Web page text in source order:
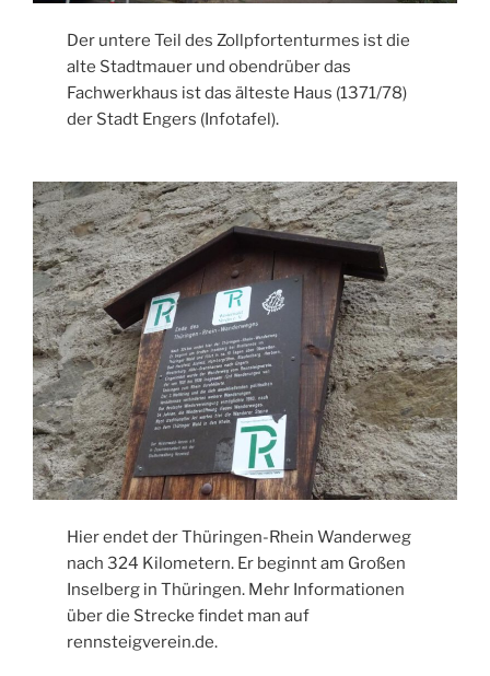
Der untere Teil des Zollpfortenturmes ist die
alte Stadtmauer und obendrüber das
Fachwerkhaus ist das älteste Haus (1371/78)
der Stadt Engers (Infotafel).
Hier endet der Thüringen-Rhein Wanderweg
nach 324 Kilometern. Er beginnt am Großen
Inselberg in Thüringen. Mehr Informationen
über die Strecke findet man auf
rennsteigverein.de.